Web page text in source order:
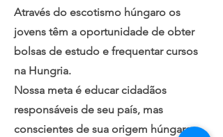
Através do escotismo húngaro os
jovens têm a oportunidade de obter
bolsas de estudo e frequentar cursos
na Hungria.
Nossa meta é educar cidadãos
responsáveis de seu país, mas
conscientes de sua origem húngara e